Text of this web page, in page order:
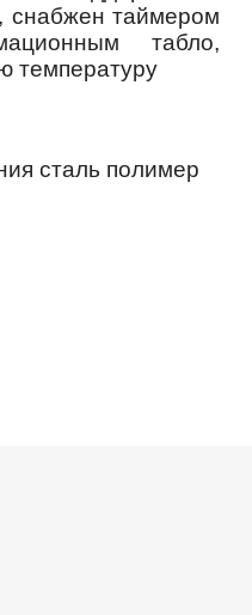
снабжен таймером
табло,
температуру
сталь полимер